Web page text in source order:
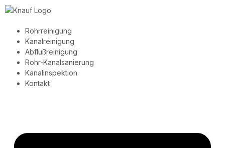
Rohrreinigung
Kanalreinigung
Abflußreinigung
Rohr-Kanalsanierung
Kanalinspektion
Kontakt